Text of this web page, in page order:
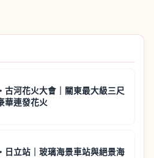
古河花火大會｜關東最大級三尺
華連發花火
日立站｜玻璃海景車站與絕景海